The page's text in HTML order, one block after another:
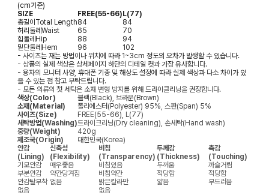
(cm기준)
SIZE
FREE(55-66)L(77)
총길이Total Length84
84
허리둘레Waist 65
70
힙둘레Hip 88
94
밑단둘레Hem 96
102
- 사이즈는 재는 방법이나 위치에 따라 1~3cm 정도의 오차가 발생할 수 있습니다.
- 상품의 실제 색상은 상세페이지 하단의 디테일 컷과 가장 유사합니다.
- 용자의 모니터 사양, 휴대폰 기종 및 해상도 설정에 따라 실제 색상과 다소 차이가 있
을 수 있는 점 참고 부탁드립니다.
- 모든 의류의 첫 세탁은 소재 변형 방지를 위해 드라이클리닝을 권장합니다.
색상(Color)
블랙(Black), 브라운(Brown)
소재(Material)
폴리에스터(Polyester) 95%, 스판(Span) 5%
사이즈(Size)
FREE(55-66), L(77)
세탁방법(Washing)드라이크리닝(Dry cleaning), 손세탁(Hand wash)
중량(Weight)
420g
제조국(Origin)
대한민국(Korea)
안감
(Lining)
신축성
(Flexibility)
비침
(Transparency)
두께감
(Thickness)
촉감
(Touching)
기모안감
매우좋음 비침있음 두꺼움
까슬거림
부분안감
약간당겨짐 비침약간 적당함
적당함
안감탈부착 없음 밝은칼라만 얇음
부드러움
없음
없음